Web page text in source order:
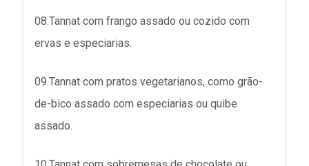
08.Tannat com frango assado ou cozido com
ervas e especiarias.
09.Tannat com pratos vegetarianos, como grão-
de-bico assado com especiarias ou quibe
assado.